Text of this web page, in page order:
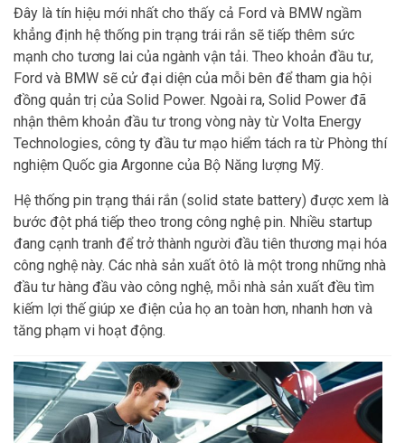
Đây là tín hiệu mới nhất cho thấy cả Ford và BMW ngầm
khẳng định hệ thống pin trạng trái rắn sẽ tiếp thêm sức
mạnh cho tương lai của ngành vận tải. Theo khoản đầu tư,
Ford và BMW sẽ cử đại diện của mỗi bên để tham gia hội
đồng quản trị của Solid Power. Ngoài ra, Solid Power đã
nhận thêm khoản đầu tư trong vòng này từ Volta Energy
Technologies, công ty đầu tư mạo hiểm tách ra từ Phòng thí
nghiệm Quốc gia Argonne của Bộ Năng lượng Mỹ.
Hệ thống pin trạng thái rắn (solid state battery) được xem là
bước đột phá tiếp theo trong công nghệ pin. Nhiều startup
đang cạnh tranh để trở thành người đầu tiên thương mại hóa
công nghệ này. Các nhà sản xuất ôtô là một trong những nhà
đầu tư hàng đầu vào công nghệ, mỗi nhà sản xuất đều tìm
kiếm lợi thế giúp xe điện của họ an toàn hơn, nhanh hơn và
tăng phạm vi hoạt động.